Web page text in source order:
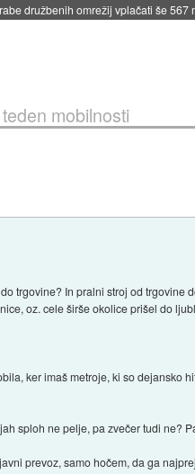
doslej::včeraj ob 21:37
mobilnosti
trgovine? In pralni stroj od
oz. cele širše okolice prišel do
ker imaš metroje, ki so
sploh ne pelje, pa zvečer tudi ne?
prevoz, samo hočem, da ga